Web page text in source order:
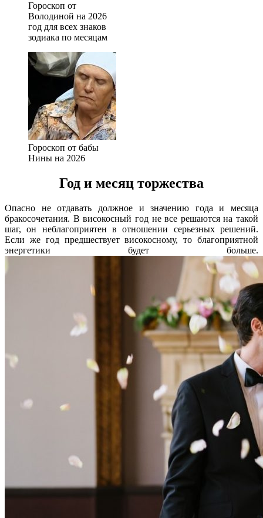
Гороскоп от
Володиной на 2026
год для всех знаков
зодиака по месяцам
Гороскоп от бабы
Нины на 2026
Год и месяц торжества
Опасно не отдавать должное и значению года и месяца
бракосочетания. В високосный год не все решаются на такой
шаг, он неблагоприятен в отношении серьезных решений.
Если же год предшествует високосному, то благоприятной
энергетики будет больше.